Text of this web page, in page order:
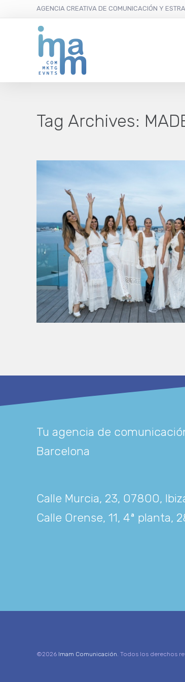
AGENCIA CREATIVA DE COMUNICACIÓN Y
Tag Archives:
Tu agencia de
Barcelona
Calle Murcia, 23, 07800,
Calle Orense, 11, 4ª planta,
©2026 Imam Comunicación. Todos los derechos